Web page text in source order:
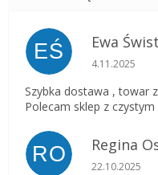
EŚ Ewa
Ocena
4.11.2025
Szybka dostawa , towar
Polecam sklep z
RO Regina
Ocena
22.10.2025